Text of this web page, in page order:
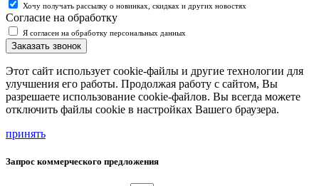
Хочу получать рассылку о новинках, скидках и других новостях
Согласие на обработку
Я согласен на обработку персональных данных
Заказать звонок
Этот сайт использует cookie-файлы и другие технологии для
улучшения его работы. Продолжая работу с сайтом, Вы
разрешаете использование cookie-файлов. Вы всегда можете
отключить файлы cookie в настройках Вашего браузера.
принять
Запрос коммерческого предложения